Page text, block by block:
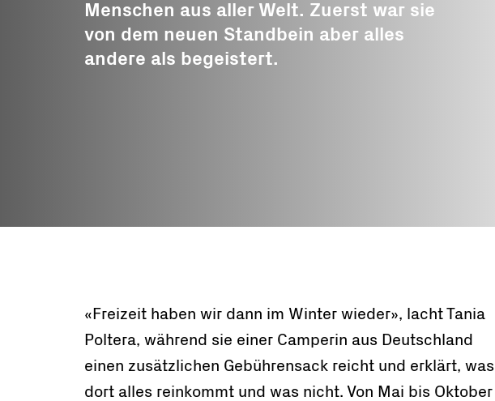
Erbschaft, Legat
Menschen aus aller Welt. Zuerst war sie
von dem neuen Standbein aber alles
andere als begeistert.
«Freizeit haben wir dann im Winter wieder», lacht Tania
Poltera, während sie einer Camperin aus Deutschland
einen zusätzlichen Gebührensack reicht und erklärt, was
dort alles reinkommt und was nicht. Von Mai bis Oktober